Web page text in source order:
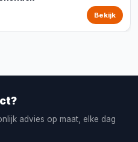
Bekijk
advies op maat, elke dag